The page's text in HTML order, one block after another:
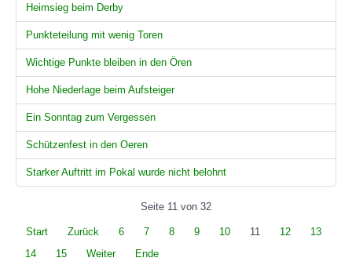
Heimsieg beim Derby
Punkteteilung mit wenig Toren
Wichtige Punkte bleiben in den Ören
Hohe Niederlage beim Aufsteiger
Ein Sonntag zum Vergessen
Schützenfest in den Oeren
Starker Auftritt im Pokal wurde nicht belohnt
Seite 11 von 32
Start Zurück 6 7 8 9 10 11 12
13
14
15 Weiter Ende